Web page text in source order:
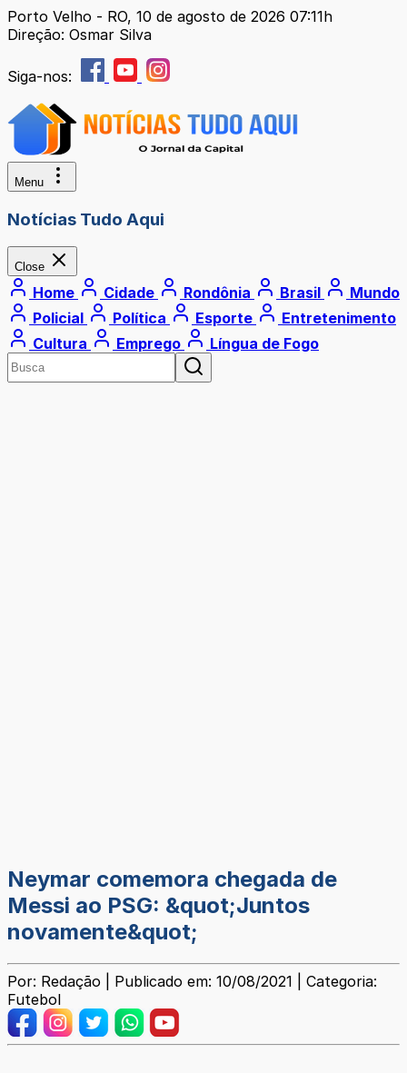
Porto Velho - RO, 10 de agosto de 2026 07:11h
Direção: Osmar Silva
Siga-nos:
Menu
Notícias Tudo Aqui
Close
Home Cidade Rondônia Brasil
Mundo
Policial
Política Esporte
Entretenimento
Cultura
Emprego Língua de Fogo
Neymar comemora chegada de
Messi ao PSG: &quot;Juntos
novamente&quot;
Por: Redação | Publicado em: 10/08/2021 | Categoria:
Futebol